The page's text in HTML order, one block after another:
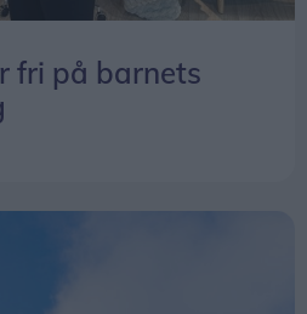
fri på barnets